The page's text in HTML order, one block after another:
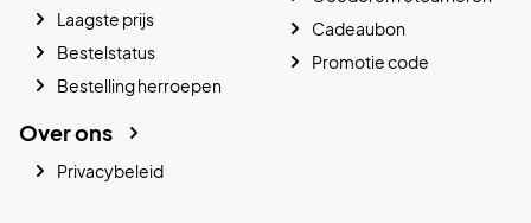
Laagste prijs
Bestelstatus
Bestelling herroepen
Cadeaubon
Promotie code
Over ons
Privacybeleid